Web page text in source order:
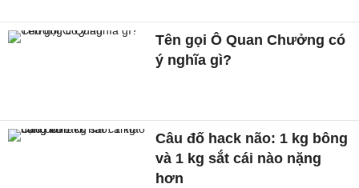
Tên gọi Ô Quan Chưởng có
ý nghĩa gì?
Câu đố hack não: 1 kg bông
và 1 kg sắt cái nào nặng
hơn